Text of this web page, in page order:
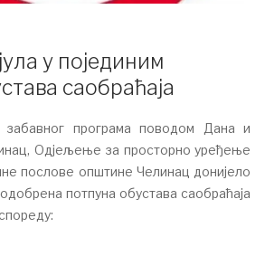
у појединим
саобраћаја
забавног програма поводом Дана и
Одјељење за просторно уређење
послове општине Челинац донијело
потпуна обустава саобраћаја